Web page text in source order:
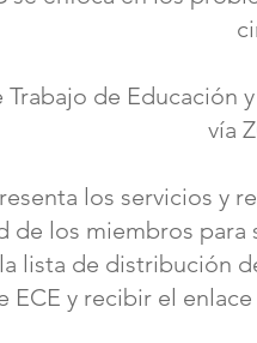
Trabajo de Educación
vía
los servicios y
de los miembros
lista de distribución
ECE y recibir el